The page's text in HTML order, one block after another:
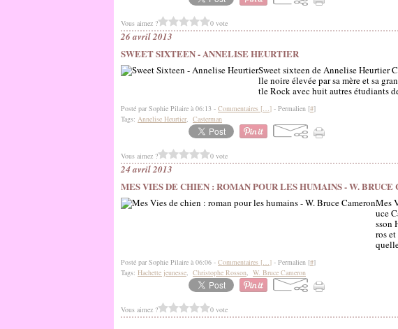
Vous aimez ? 0 vote
26 avril 2013
SWEET SIXTEEN - ANNELISE HEURTIER
Sweet sixteen de Annelise Heurtier
lle noire élevée par sa mère et sa
tle Rock avec huit autres étudiants
Posté par Sophie Pilaire à 06:13 - Commentaires […] - Permalien [#]
Tags: Annelise Heurtier, Casterman
Vous aimez ? 0 vote
24 avril 2013
MES VIES DE CHIEN : ROMAN POUR LES HUMAINS - W. BRUCE
Mes
uce
sson
ros
Posté par Sophie Pilaire à 06:06 - Commentaires […] - Permalien [#]
Tags: Hachette jeunesse, Christophe Rosson, W. Bruce Cameron
Vous aimez ? 0 vote